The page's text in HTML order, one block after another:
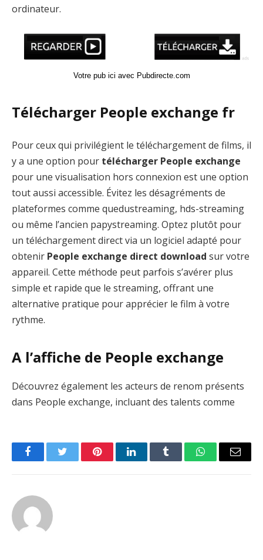
ordinateur.
Votre pub ici avec Pubdirecte.com
Télécharger People exchange fr
Pour ceux qui privilégient le téléchargement de films, il
y a une option pour télécharger People exchange
pour une visualisation hors connexion est une option
tout aussi accessible. Évitez les désagréments de
plateformes comme quedustreaming, hds-streaming
ou même l’ancien papystreaming. Optez plutôt pour
un téléchargement direct via un logiciel adapté pour
obtenir People exchange direct download sur votre
appareil. Cette méthode peut parfois s’avérer plus
simple et rapide que le streaming, offrant une
alternative pratique pour apprécier le film à votre
rythme.
A l’affiche de People exchange
Découvrez également les acteurs de renom présents
dans People exchange, incluant des talents comme
FacebookTwitter PinterestLinkedInTumblr WhatsAppEmail